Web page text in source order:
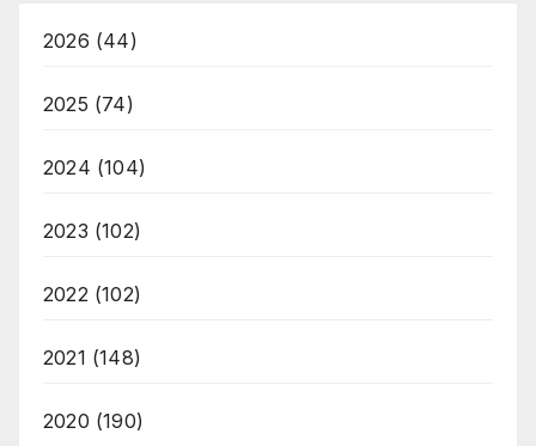
2026 (44)
2025 (74)
2024 (104)
2023 (102)
2022 (102)
2021 (148)
2020 (190)